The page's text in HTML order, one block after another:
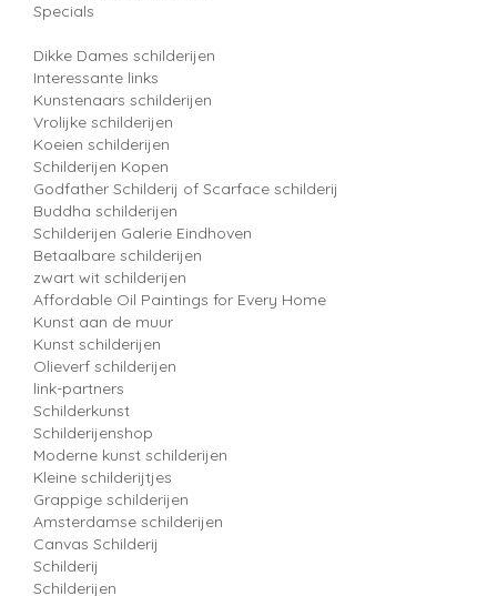
Specials
Dikke Dames schilderijen
Interessante links
Kunstenaars schilderijen
Vrolijke schilderijen
Koeien schilderijen
Schilderijen Kopen
Godfather Schilderij of Scarface schilderij
Buddha schilderijen
Schilderijen Galerie Eindhoven
Betaalbare schilderijen
zwart wit schilderijen
Affordable Oil Paintings for Every Home
Kunst aan de muur
Kunst schilderijen
Olieverf schilderijen
link-partners
Schilderkunst
Schilderijenshop
Moderne kunst schilderijen
Kleine schilderijtjes
Grappige schilderijen
Amsterdamse schilderijen
Canvas Schilderij
Schilderij
Schilderijen